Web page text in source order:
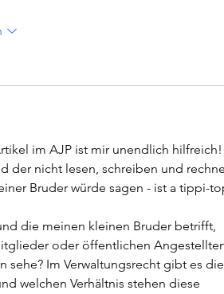
im AJP ist mir unendlich
der nicht lesen, schreiben und
Bruder würde sagen - ist a tippi-
die meinen kleinen Bruder betrifft,
oder öffentlichen
sehe? Im Verwaltungsrecht gibt es
welchen Verhältnis stehen diese